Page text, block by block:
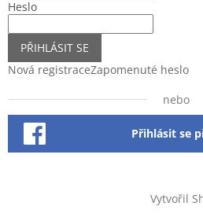
Heslo
PŘIHLÁSIT SE
Nová registraceZapomenuté heslo
nebo
Přihlásit se
Vytvořil